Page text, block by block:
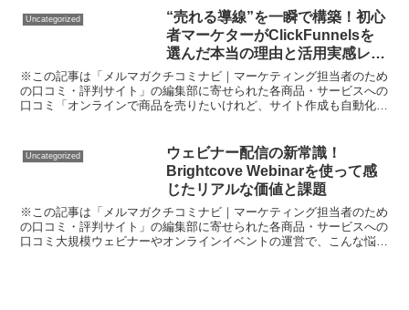
Uncategorized
“売れる導線”を一瞬で構築！初心
者マーケターがClickFunnelsを
選んだ本当の理由と活用実感レビ
ュー
※この記事は「メルマガクチコミナビ｜マーケティング担当者のため
の口コミ・評判サイト」の編集部に寄せられた各商品・サービスへの
口コミ「オンラインで商品を売りたいけれど、サイト作成も自動化も
Uncategorized
ウェビナー配信の新常識！
Brightcove Webinarを使って感
じたリアルな価値と課題
※この記事は「メルマガクチコミナビ｜マーケティング担当者のため
の口コミ・評判サイト」の編集部に寄せられた各商品・サービスへの
口コミ大規模ウェビナーやオンラインイベントの運営で、こんな悩み